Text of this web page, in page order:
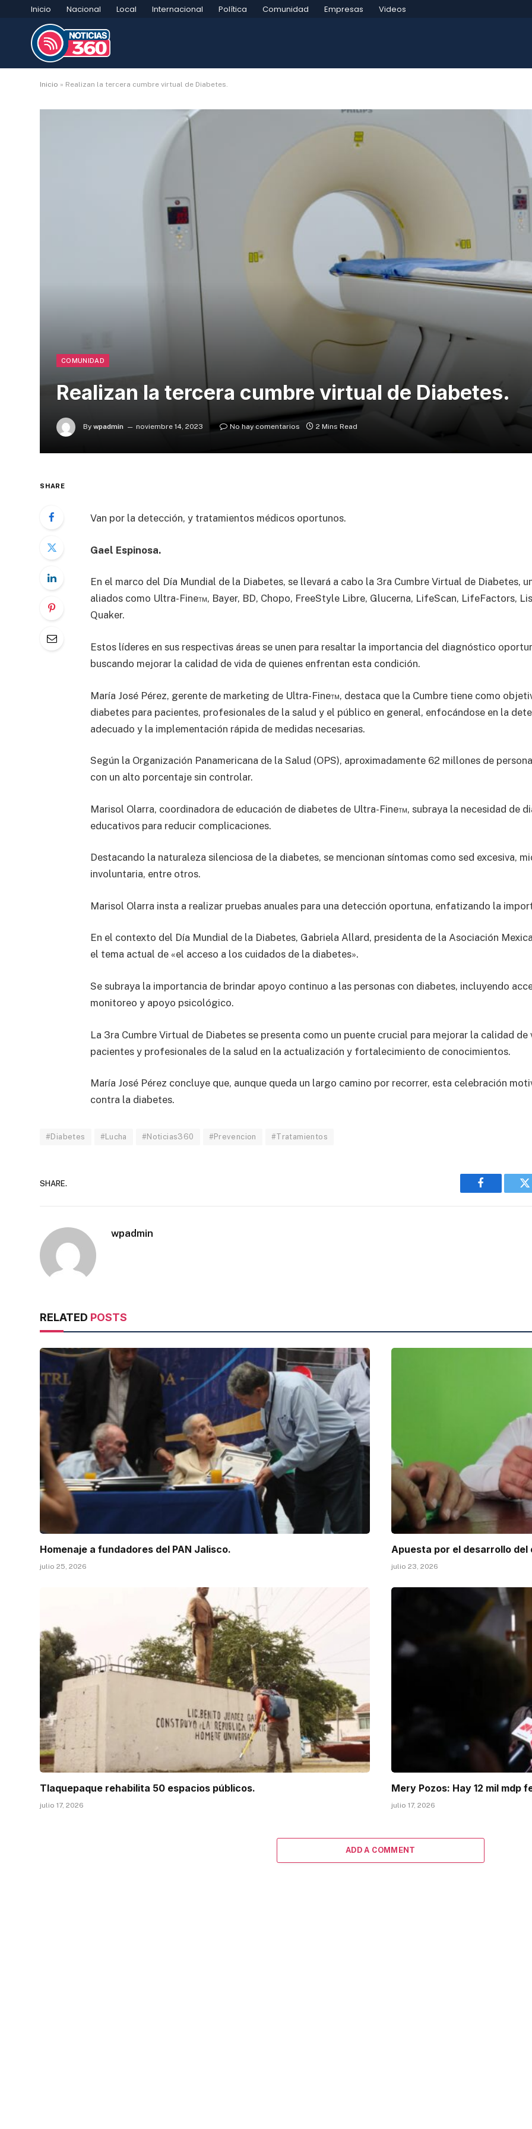
Inicio Nacional Local Internacional Política Comunidad Empresas Videos
Inicio » Realizan la tercera cumbre virtual de Diabetes.
COMUNIDAD
Realizan la tercera cumbre virtual de Diabetes.
By wpadmin noviembre 14, 2023 No hay comentarios 2 Mins Read
SHARE
Van por la detección, y tratamientos médicos oportunos.
Gael Espinosa.
En el marco del Día Mundial de la Diabetes, se llevará a cabo la 3ra Cumbre Virtual de Diabetes,
aliados como Ultra-Fine™, Bayer, BD, Chopo, FreeStyle Libre, Glucerna, LifeScan, LifeFactors,
Quaker.
Estos líderes en sus respectivas áreas se unen para resaltar la importancia del diagnóstico
buscando mejorar la calidad de vida de quienes enfrentan esta condición.
María José Pérez, gerente de marketing de Ultra-Fine™, destaca que la Cumbre tiene como
diabetes para pacientes, profesionales de la salud y el público en general, enfocándose en la
adecuado y la implementación rápida de medidas necesarias.
Según la Organización Panamericana de la Salud (OPS), aproximadamente 62 millones de
con un alto porcentaje sin controlar.
Marisol Olarra, coordinadora de educación de diabetes de Ultra-Fine™, subraya la necesidad de
educativos para reducir complicaciones.
Destacando la naturaleza silenciosa de la diabetes, se mencionan síntomas como sed excesiva,
involuntaria, entre otros.
Marisol Olarra insta a realizar pruebas anuales para una detección oportuna, enfatizando la
En el contexto del Día Mundial de la Diabetes, Gabriela Allard, presidenta de la Asociación
el tema actual de «el acceso a los cuidados de la diabetes».
Se subraya la importancia de brindar apoyo continuo a las personas con diabetes, incluyendo
monitoreo y apoyo psicológico.
La 3ra Cumbre Virtual de Diabetes se presenta como un puente crucial para mejorar la calidad de
pacientes y profesionales de la salud en la actualización y fortalecimiento de conocimientos.
María José Pérez concluye que, aunque queda un largo camino por recorrer, esta celebración
contra la diabetes.
#Diabetes #Lucha #Noticias360 #Prevencion #Tratamientos
SHARE.
Facebook
wpadmin
RELATED POSTS
Homenaje a fundadores del PAN Jalisco.
julio 25, 2026
Apuesta por el desarrollo
julio 23, 2026
Tlaquepaque rehabilita 50 espacios públicos.
julio 17, 2026
Mery Pozos: Hay 12 mil mdp
julio 17, 2026
ADD A COMMENT